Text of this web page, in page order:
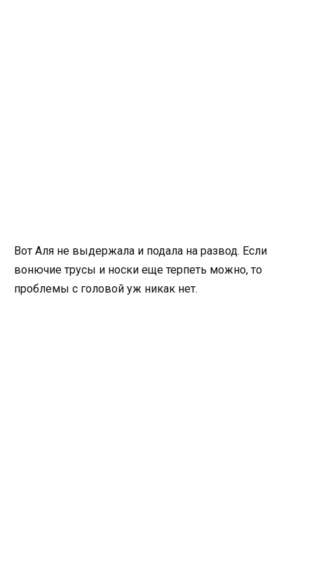
Вот Аля не выдержала и подала на развод. Если
вонючие трусы и носки еще терпеть можно, то
проблемы с головой уж никак нет.